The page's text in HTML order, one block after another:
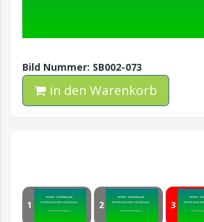
Bild Nummer: SB002-073
in den Warenkorb
1 2 3